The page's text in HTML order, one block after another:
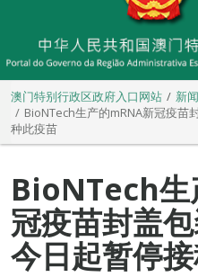
澳门特别行政区政府入口网站
新闻
BioNTech生产的mRNA新冠疫苗
种此疫苗
BioNTech
冠疫苗封盖
今日起暂停